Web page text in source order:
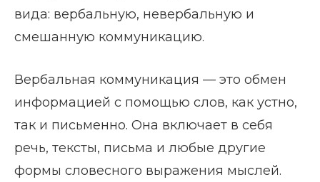
вида: вербальную, невербальную и
смешанную коммуникацию.
Вербальная коммуникация — это обмен
информацией с помощью слов, как устно,
так и письменно. Она включает в себя
речь, тексты, письма и любые другие
формы словесного выражения мыслей.